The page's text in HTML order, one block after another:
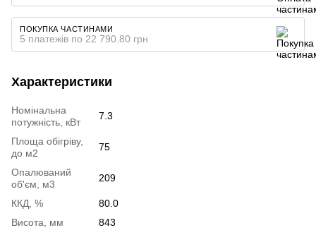
ПОКУПКА ЧАСТИНАМИ
5 платежів по 22 790.80 грн
Характеристики
Номінальна
потужність, кВт
7.3
Площа обігріву,
до м2
75
Опалюваний
об'єм, м3
209
ККД, %
80.0
Висота, мм
843